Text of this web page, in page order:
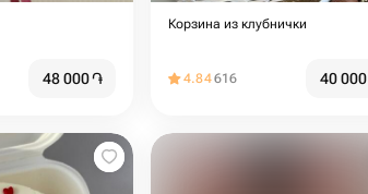
48 000֏
Корзина из клубнички
4.84616 40 000